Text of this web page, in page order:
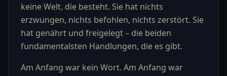
keine Welt, die besteht. Sie hat nichts
erzwungen, nichts befohlen, nichts zerstört. Sie
hat genährt und freigelegt – die beiden
fundamentalsten Handlungen, die es gibt.
Am Anfang war kein Wort. Am Anfang war